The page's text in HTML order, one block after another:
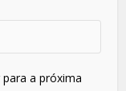
a próxima